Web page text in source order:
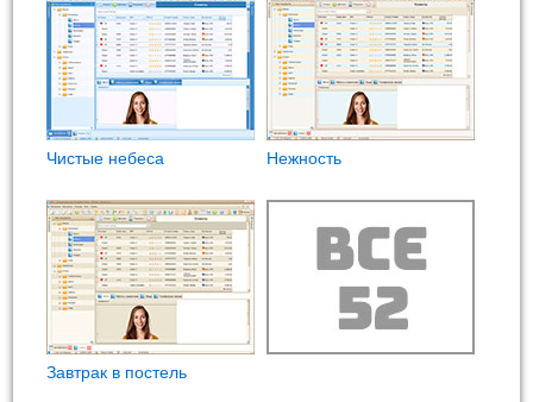
Чистые небеса Нежность
Завтрак в постель